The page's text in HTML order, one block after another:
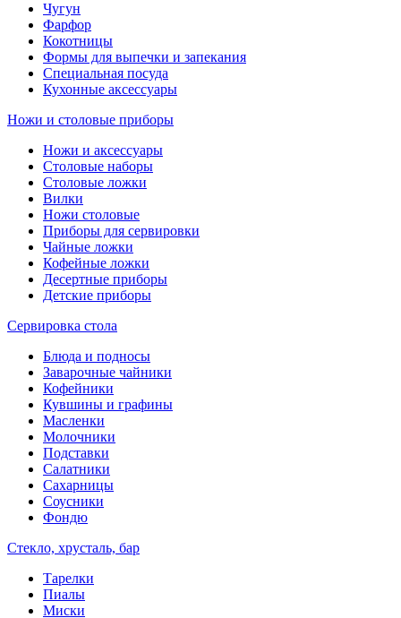
Чугун
Фарфор
Кокотницы
Формы для выпечки и запекания
Специальная посуда
Кухонные аксессуары
Ножи и столовые приборы
Ножи и аксессуары
Столовые наборы
Столовые ложки
Вилки
Ножи столовые
Приборы для сервировки
Чайные ложки
Кофейные ложки
Десертные приборы
Детские приборы
Сервировка стола
Блюда и подносы
Заварочные чайники
Кофейники
Кувшины и графины
Масленки
Молочники
Подставки
Салатники
Сахарницы
Соусники
Фондю
Стекло, хрусталь, бар
Тарелки
Пиалы
Миски